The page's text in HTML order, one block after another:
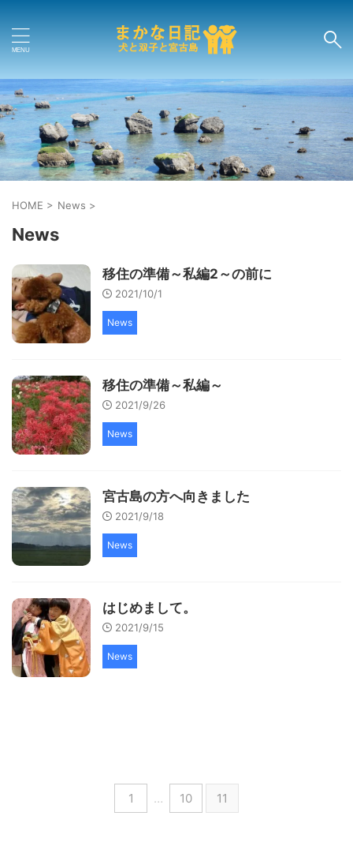
HOME > News >
News
移住の準備～私編2～の前に
2021/10/1
News
移住の準備～私編～
2021/9/26
News
宮古島の方へ向きました
2021/9/18
News
はじめまして。
2021/9/15
News
1 … 10 11